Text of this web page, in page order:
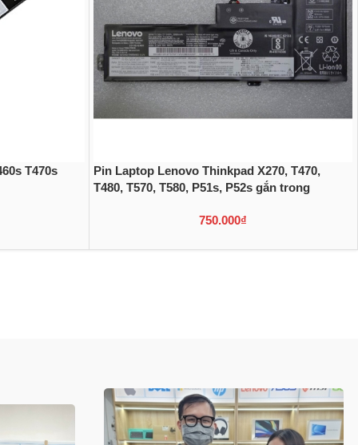
T470s
Pin Laptop Lenovo Thinkpad X270, T470,
T480, T570, T580, P51s, P52s gắn trong
750.000₫